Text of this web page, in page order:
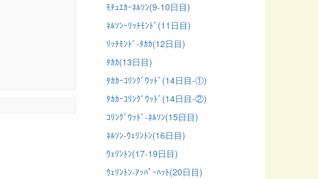
ﾓﾁｭｴｶｰﾈﾙｿﾝ(9-10日目)
ﾈﾙｿﾝｰﾘｯﾁﾓﾝﾄﾞ(11日目)
ﾘｯﾁﾓﾝﾄﾞ-ﾀｶｶ(12日目)
ﾀｶｶ(13日目)
ﾀｶｶｰｺﾘﾝｸﾞｳｯﾄﾞ(14日目-①)
ﾀｶｶｰｺﾘﾝｸﾞｳｯﾄﾞ(14日目-②)
ｺﾘﾝｸﾞｳｯﾄﾞ-ﾈﾙｿﾝ(15日目)
ﾈﾙｿﾝ-ｳｪﾘﾝﾄﾝ(16日目)
ｳｪﾘﾝﾄﾝ(17-19日目)
ｳｪﾘﾝﾄﾝ-ｱｯﾊﾟｰﾊｯﾄ(20日目)